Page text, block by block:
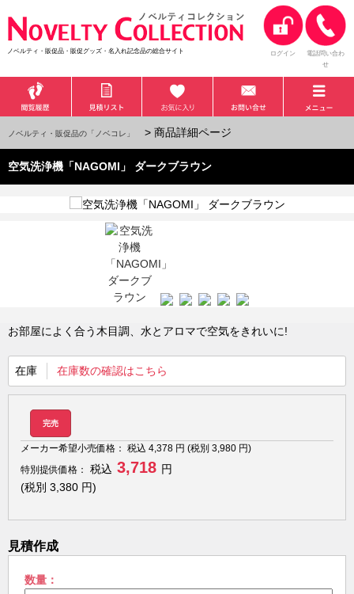
ノベルティ・販促品・販促グッズ・名入れ記念品の総合サイト ログイン
電話問い合わ
せ
ノベルティ・販促品の「ノベコレ」 > 商品詳細ページ
空気洗浄機「NAGOMI」 ダークブラウン
お部屋によく合う木目調、水とアロマで空気をきれいに!
在庫 在庫数の確認はこちら
完売
メーカー希望小売価格： 税込 4,378 円 (税別 3,980 円)
特別提供価格：
税込 3,718 円
(税別 3,380 円)
見積作成
数量：